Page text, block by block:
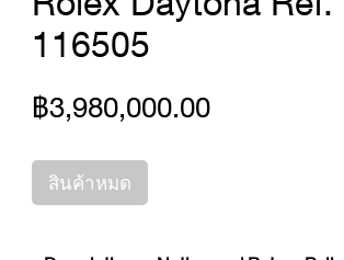
116505
฿3,980,000.00ราคา
สินค้าหมด